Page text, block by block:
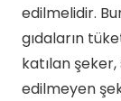
edilmelidir.
gıdaların
katılan
edilmeyen